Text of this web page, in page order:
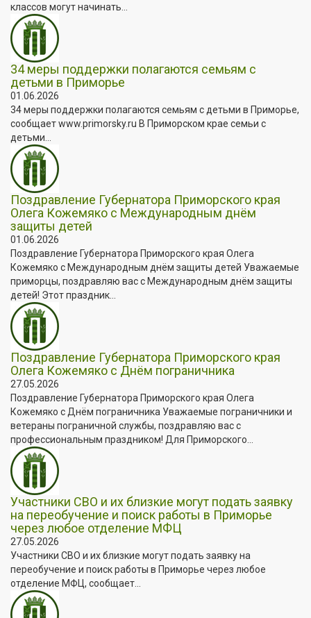
классов могут начинать...
34 меры поддержки полагаются семьям с
детьми в Приморье
01.06.2026
34 меры поддержки полагаются семьям с детьми в Приморье,
сообщает www.primorsky.ru В Приморском крае семьи с
детьми...
Поздравление Губернатора Приморского края
Олега Кожемяко с Международным днём
защиты детей
01.06.2026
Поздравление Губернатора Приморского края Олега
Кожемяко с Международным днём защиты детей Уважаемые
приморцы, поздравляю вас с Международным днём защиты
детей! Этот праздник...
Поздравление Губернатора Приморского края
Олега Кожемяко с Днём пограничника
27.05.2026
Поздравление Губернатора Приморского края Олега
Кожемяко с Днём пограничника Уважаемые пограничники и
ветераны пограничной службы, поздравляю вас с
профессиональным праздником! Для Приморского...
Участники СВО и их близкие могут подать заявку
на переобучение и поиск работы в Приморье
через любое отделение МФЦ
27.05.2026
Участники СВО и их близкие могут подать заявку на
переобучение и поиск работы в Приморье через любое
отделение МФЦ, сообщает...